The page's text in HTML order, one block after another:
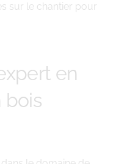
sur le chantier pour
en
bois